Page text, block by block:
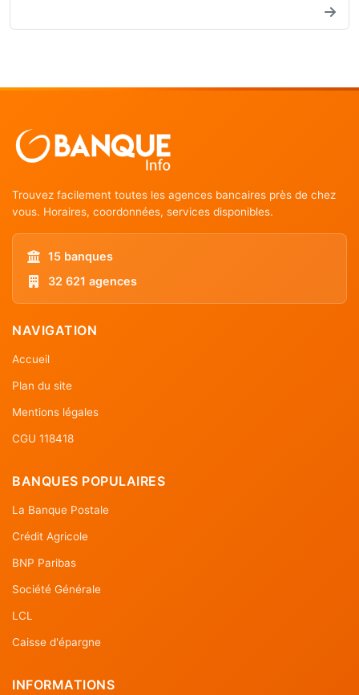
Trouvez facilement toutes les agences bancaires près de chez
vous. Horaires, coordonnées, services disponibles.
15 banques
32 621 agences
NAVIGATION
Accueil
Plan du site
Mentions légales
CGU 118418
BANQUES POPULAIRES
La Banque Postale
Crédit Agricole
BNP Paribas
Société Générale
LCL
Caisse d'épargne
INFORMATIONS